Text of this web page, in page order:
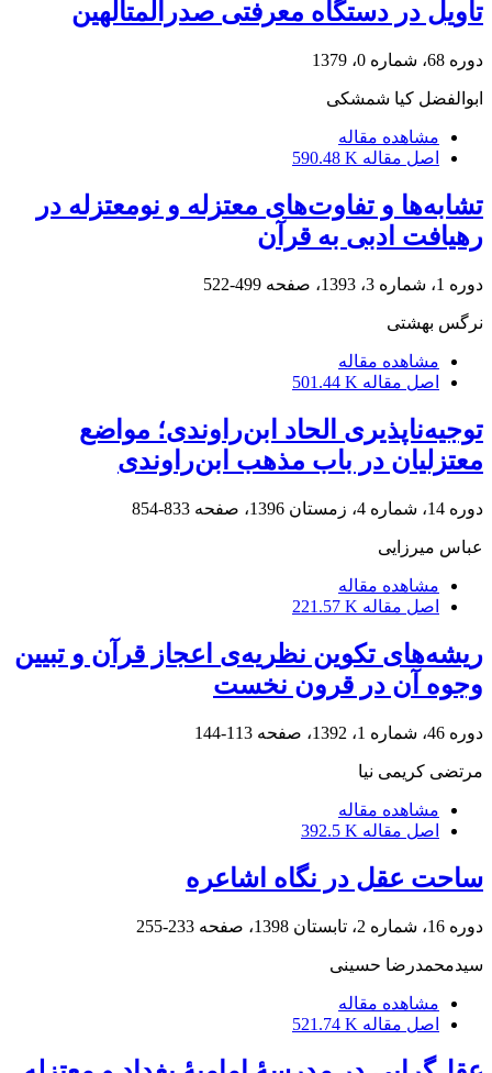
تأویل در دستگاه معرفتی صدرالمتألهین
دوره 68، شماره 0، 1379
ابوالفضل کیا شمشکی
مشاهده مقاله
اصل مقاله 590.48 K
تشابه‌ها و تفاوت‌های معتزله و نومعتزله در
رهیافت ادبی به قرآن
دوره 1، شماره 3، 1393، صفحه 499-522
نرگس بهشتی
مشاهده مقاله
اصل مقاله 501.44 K
توجیه‌ناپذیری الحاد ابن‌راوندی؛ مواضع
معتزلیان در باب مذهب ابن‌راوندی
دوره 14، شماره 4، زمستان 1396، صفحه 833-854
عباس میرزایی
مشاهده مقاله
اصل مقاله 221.57 K
ریشه‌های تکوین نظریه‌ی اعجاز قرآن و تبیین
وجوه آن در قرون نخست
دوره 46، شماره 1، 1392، صفحه 113-144
مرتضی کریمی نیا
مشاهده مقاله
اصل مقاله 392.5 K
ساحت عقل در نگاه اشاعره
دوره 16، شماره 2، تابستان 1398، صفحه 233-255
سیدمحمدرضا حسینی
مشاهده مقاله
اصل مقاله 521.74 K